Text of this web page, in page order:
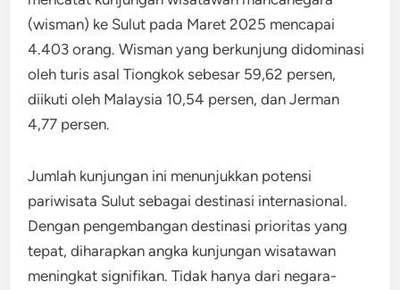
(wisman) ke Sulut pada Maret 2025 mencapai
4.403 orang. Wisman yang berkunjung didominasi
oleh turis asal Tiongkok sebesar 59,62 persen,
diikuti oleh Malaysia 10,54 persen, dan Jerman
4,77 persen.
Jumlah kunjungan ini menunjukkan potensi
pariwisata Sulut sebagai destinasi internasional.
Dengan pengembangan destinasi prioritas yang
tepat, diharapkan angka kunjungan wisatawan
meningkat signifikan. Tidak hanya dari negara-